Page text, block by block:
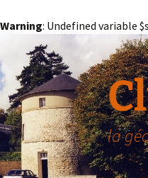
Warning: Undefined variable
au
contenu
la